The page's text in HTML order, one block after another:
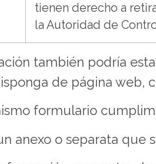
tienen derecho a
la Autoridad de
también podría
de página web,
formulario
o separata que